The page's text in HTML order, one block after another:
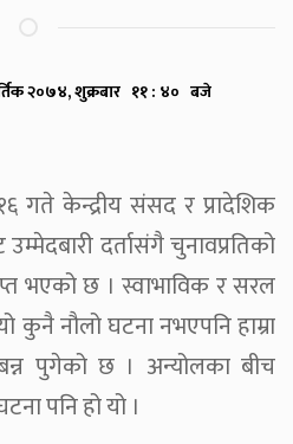
२०७४, शुक्रबार ११ : ४० बजे
गते केन्द्रीय संसद र प्रादेशिक
दर्तासंगै चुनावप्रतिको
भएको छ । स्वाभाविक र सरल
कुनै नौलो घटना नभएपनि हाम्रा
पुगेको छ । अन्योलका बीच
पनि हो यो ।